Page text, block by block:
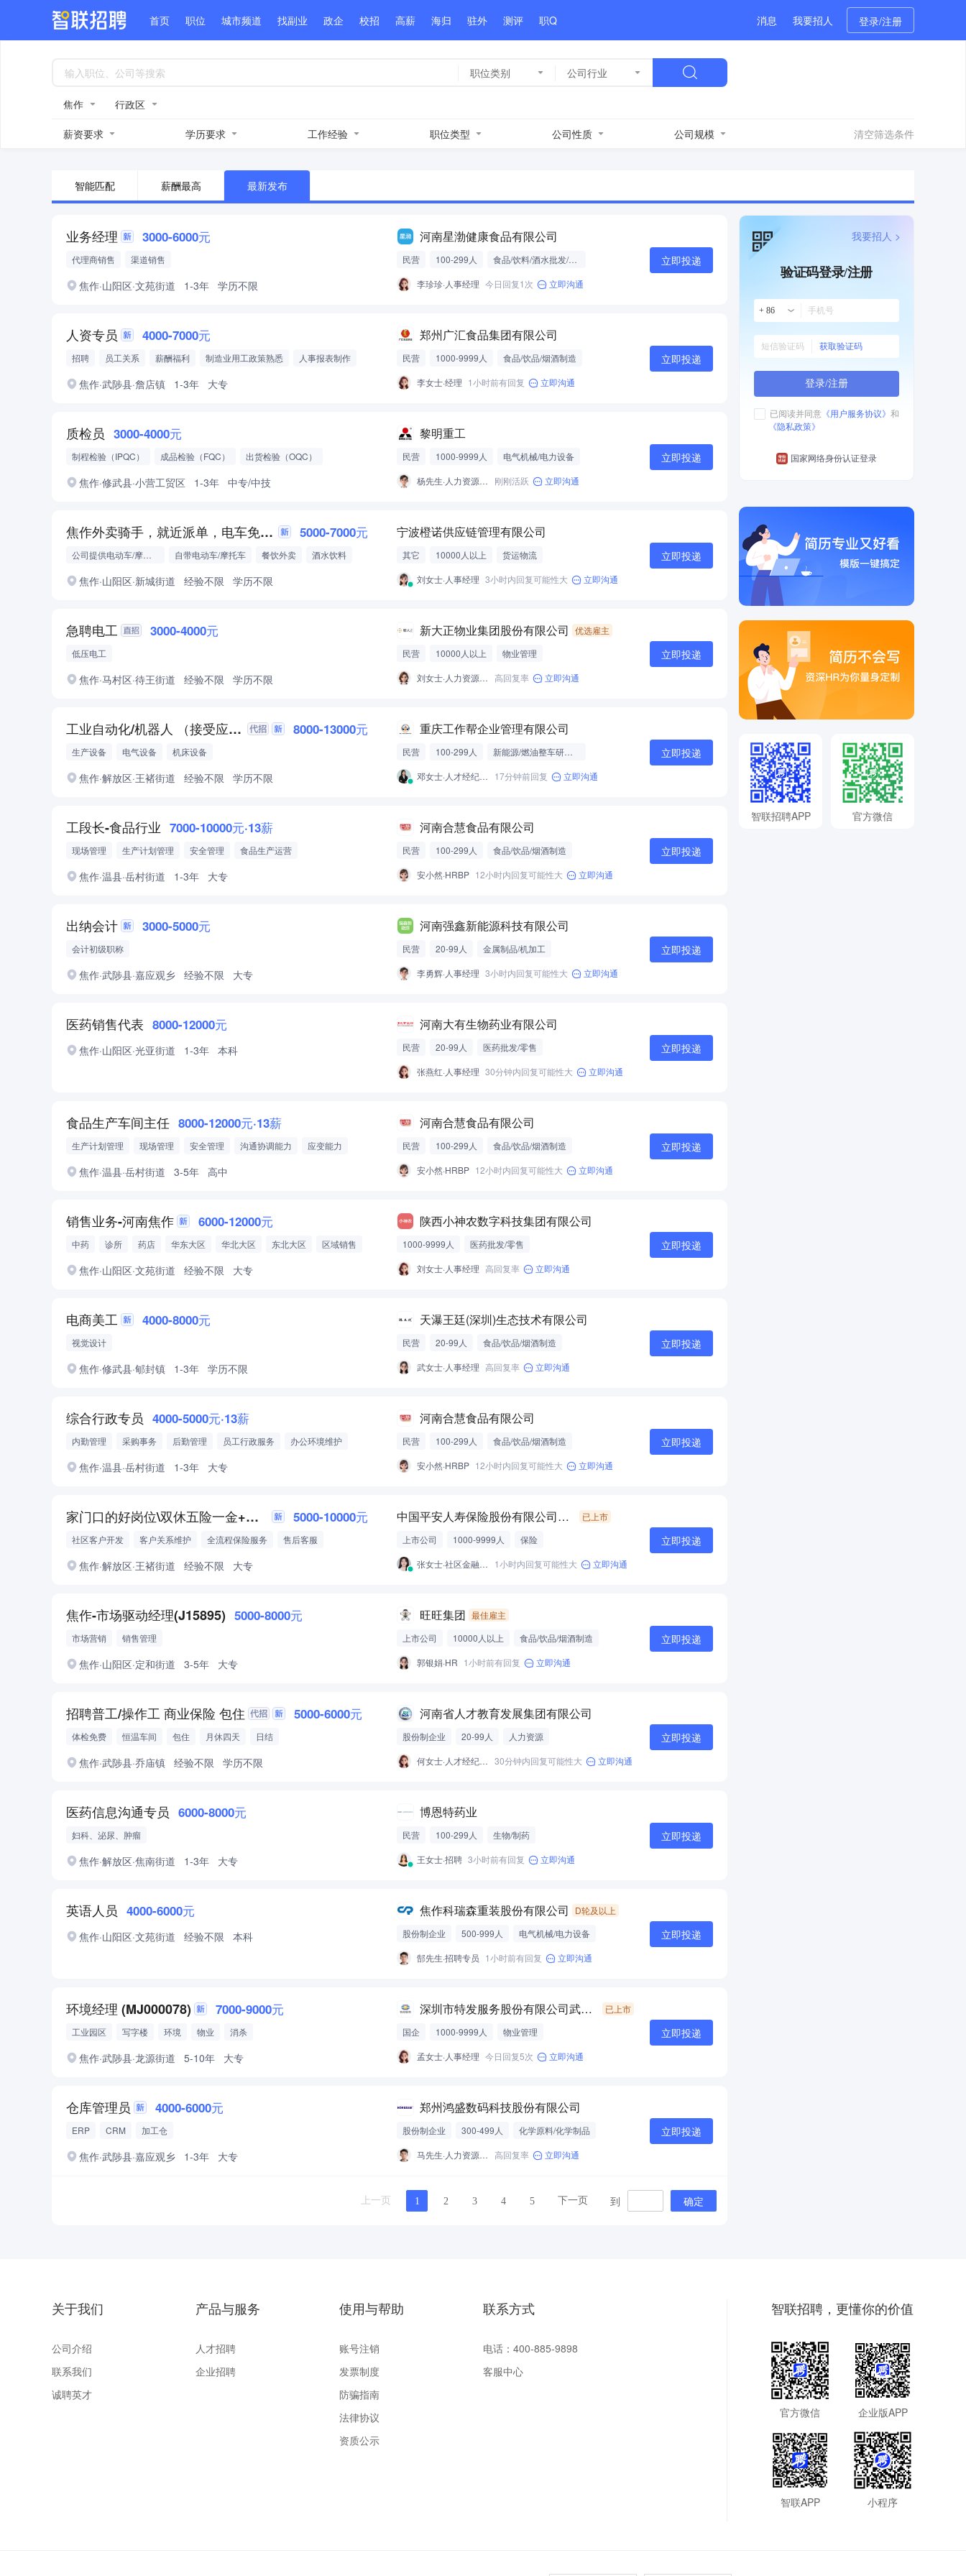
首页 职位 城市频道 找副业 政企 校招 高薪 海归 驻外 测评 职Q 消息 我要招人 登录/注册
职位类别 公司行业
焦作 行政区
薪资要求 学历要求 工作经验 职位类型 公司性质 公司规模 清空筛选条件
智能匹配 薪酬最高 最新发布
业务经理 3000-6000元
代理商销售 渠道销售
焦作·山阳区·文苑街道 1-3年 学历不限
河南星渤健康食品有限公司
民营 100-299人
食品/饮料/酒水批发/零售/贸易
李珍珍·人事经理 今日回复1次 立即沟通
立即投递
人资专员 4000-7000元
招聘 员工关系 薪酬福利 制造业用工政策熟悉
人事报表制作
焦作·武陟县·詹店镇 1-3年 大专
郑州广汇食品集团有限公司
民营 1000-9999人
食品/饮品/烟酒制造
李女士·经理 1小时前有回复 立即沟通
立即投递
质检员 3000-4000元
制程检验（IPQC） 成品检验（FQC） 出货检验（OQC）
焦作·修武县·小营工贸区 1-3年 中专/中技
黎明重工
民营 1000-9999人
电气机械/电力设备
杨先生·人力资源专员
刚刚活跃 立即沟通
立即投递
焦作外卖骑手，就近派单，电车免押，当日上岗 5000-7000元
公司提供电动车/摩托车 自带电动车/摩托车 餐饮外卖
酒水饮料
焦作·山阳区·新城街道 经验不限 学历不限
宁波橙诺供应链管理有限公司
其它 10000人以上
货运物流
刘女士·人事经理 3小时内回复可能性大 立即沟通
立即投递
急聘电工 3000-4000元
低压电工
焦作·马村区·待王街道 经验不限 学历不限
新大正物业集团股份有限公司 优选雇主
民营
10000人以上
物业管理
刘女士·人力资源经理 高回复率 立即沟通
立即投递
工业自动化/机器人 （接受应届生）保底7500包吃住+出差 8000-13000元
生产设备 电气设备 机床设备
焦作·解放区·王褚街道 经验不限 学历不限
重庆工作帮企业管理有限公司
民营 100-299人
新能源/燃油整车研发制造
邓女士·人才经纪人-经营性招聘服务
17分钟前回复 立即沟通
立即投递
工段长-食品行业 7000-10000元·13薪
现场管理 生产计划管理 安全管理
食品生产运营
焦作·温县·岳村街道 1-3年 大专
河南合慧食品有限公司
民营 100-299人
食品/饮品/烟酒制造
安小然·HRBP 12小时内回复可能性大 立即沟通
立即投递
出纳会计 3000-5000元
会计初级职称
焦作·武陟县·嘉应观乡 经验不限 大专
河南强鑫新能源科技有限公司
民营 20-99人
金属制品/机加工
李勇辉·人事经理 3小时内回复可能性大 立即沟通
立即投递
医药销售代表 8000-12000元
焦作·山阳区·光亚街道 1-3年 本科
河南大有生物药业有限公司
民营 20-99人
医药批发/零售
张燕红·人事经理 30分钟内回复可能性大 立即沟通
立即投递
食品生产车间主任 8000-12000元·13薪
生产计划管理 现场管理 安全管理 沟通协调能力 应变能力
焦作·温县·岳村街道 3-5年 高中
河南合慧食品有限公司
民营 100-299人
食品/饮品/烟酒制造
安小然·HRBP 12小时内回复可能性大 立即沟通
立即投递
销售业务-河南焦作 6000-12000元
中药 诊所 药店 华东大区 华北大区 东北大区
区域销售
焦作·山阳区·文苑街道 经验不限 大专
陕西小神农数字科技集团有限公司
1000-9999人
医药批发/零售
刘女士·人事经理 高回复率 立即沟通
立即投递
电商美工 4000-8000元
视觉设计
焦作·修武县·郇封镇 1-3年 学历不限
天瀑王廷(深圳)生态技术有限公司
民营 20-99人
食品/饮品/烟酒制造
武女士·人事经理 高回复率 立即沟通
立即投递
综合行政专员 4000-5000元·13薪
内勤管理 采购事务 后勤管理 员工行政服务 办公环境维护
焦作·温县·岳村街道 1-3年 大专
河南合慧食品有限公司
民营 100-299人
食品/饮品/烟酒制造
安小然·HRBP 12小时内回复可能性大 立即沟通
立即投递
家门口的好岗位\双休五险一金+底薪保障 5000-10000元
社区客户开发 客户关系维护 全流程保险服务
售后客服
焦作·解放区·王褚街道 经验不限 大专
中国平安人寿保险股份有限公司河南分公司3
已上市
上市公司
1000-9999人
保险
张女士·社区金融服务部HR
1小时内回复可能性大 立即沟通
立即投递
焦作-市场驱动经理(J15895) 5000-8000元
市场营销 销售管理
焦作·山阳区·定和街道 3-5年 大专
旺旺集团 最佳雇主
上市公司
10000人以上
食品/饮品/烟酒制造
郭银娟·HR 1小时前有回复 立即沟通
立即投递
招聘普工/操作工 商业保险 包住 5000-6000元
体检免费 恒温车间 包住 月休四天 日结
焦作·武陟县·乔庙镇 经验不限 学历不限
河南省人才教育发展集团有限公司
股份制企业 20-99人
人力资源
何女士·人才经纪人-经营性招聘服务 30分钟内回复可能性大 立即沟通
立即投递
医药信息沟通专员 6000-8000元
妇科、泌尿、肿瘤
焦作·解放区·焦南街道 1-3年 大专
博恩特药业
民营 100-299人
生物/制药
王女士·招聘 3小时前有回复 立即沟通
立即投递
英语人员 4000-6000元
焦作·山阳区·文苑街道 经验不限 本科
焦作科瑞森重装股份有限公司
D轮及以上
股份制企业
500-999人
电气机械/电力设备
郜先生·招聘专员 1小时前有回复 立即沟通
立即投递
环境经理 (MJ000078) 7000-9000元
工业园区 写字楼 环境 物业 消杀
焦作·武陟县·龙源街道 5-10年 大专
深圳市特发服务股份有限公司武汉分公司
已上市
国企
1000-9999人
物业管理
孟女士·人事经理 今日回复5次 立即沟通
立即投递
仓库管理员 4000-6000元
ERP CRM 加工仓
焦作·武陟县·嘉应观乡 1-3年 大专
郑州鸿盛数码科技股份有限公司
股份制企业 300-499人
化学原料/化学制品
马先生·人力资源经理 高回复率 立即沟通
立即投递
上一页 1 2 3 4 5 下一页 到 确定
验证码登录/注册
+ 86
获取验证码
登录/注册
已阅读并同意 《用户服务协议》 和
《隐私政策》
国家网络身份认证登录
我要招人 >
智联招聘APP 官方微信
关于我们
公司介绍
联系我们
诚聘英才
产品与服务
人才招聘
企业招聘
使用与帮助
账号注销
发票制度
防骗指南
法律协议
资质公示
联系方式
电话：400-885-9898
客服中心
智联招聘，更懂你的价值
官方微信 企业版APP
智联APP 小程序